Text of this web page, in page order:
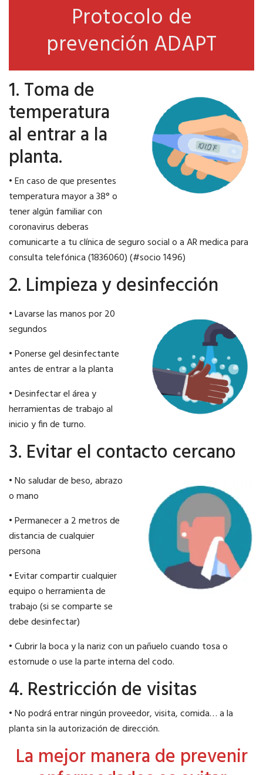
Protocolo de
prevención ADAPT
1. Toma de
temperatura
al entrar a la
planta.
• En caso de que presentes
temperatura mayor a 38° o
tener algún familiar con
coronavirus deberas
comunicarte a tu clínica de seguro social o a AR medica para
consulta telefónica (1836060) (#socio 1496)
2. Limpieza y desinfección
• Lavarse las manos por 20
segundos
• Ponerse gel desinfectante
antes de entrar a la planta
• Desinfectar el área y
herramientas de trabajo al
inicio y fin de turno.
3. Evitar el contacto cercano
• No saludar de beso, abrazo
o mano
• Permanecer a 2 metros de
distancia de cualquier
persona
• Evitar compartir cualquier
equipo o herramienta de
trabajo (si se comparte se
debe desinfectar)
• Cubrir la boca y la nariz con un pañuelo cuando tosa o
estornude o use la parte interna del codo.
4. Restricción de visitas
• No podrá entrar ningún proveedor, visita, comida… a la
planta sin la autorización de dirección.
La mejor manera de prevenir